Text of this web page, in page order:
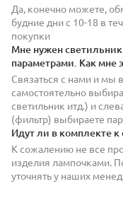
Да, конечно можете,
будние дни с 10-18 в
покупки
Мне нужен
параметрами. Как мне
Связаться с нами и мы
самостоятельно
светильник итд.) и
(фильтр) выбираете
Идут ли в комплекте
К сожалению не все
изделия лампочками.
уточнять у наших